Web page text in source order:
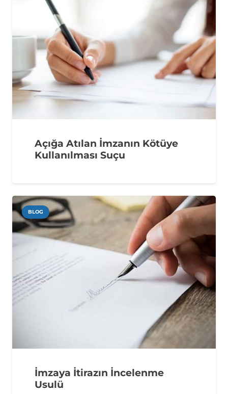
Açığa Atılan İmzanın Kötüye
Kullanılması Suçu
BLOG
İmzaya İtirazın İncelenme
Usulü